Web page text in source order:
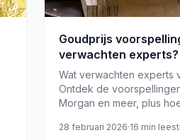
Goudprijs
verwachten experts?
Wat verwachten experts
Ontdek de
Morgan en meer, plus
28 februari 2026·16 min